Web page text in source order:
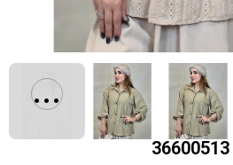
...